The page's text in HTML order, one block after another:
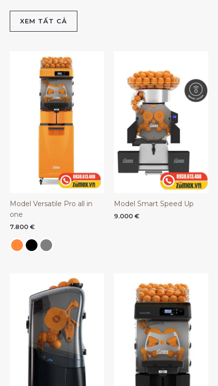
XEM TẤT CẢ
Model Versatile Pro all in
one
7.800 €
Model Smart Speed Up
9.000 €